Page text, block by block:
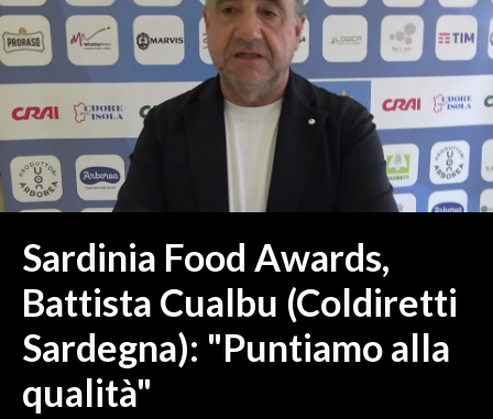
ORISTANO E PROVINCIA
SASSARI E PROVINCIA
GALLURA
NUORO E PROVINCIA
OGLIASTRA
AGENDA
ITALIA
MONDO
POLITICA
ECONOMIA
Sardinia Food Awards,
Battista Cualbu (Coldiretti
Sardegna): "Puntiamo alla
qualità"